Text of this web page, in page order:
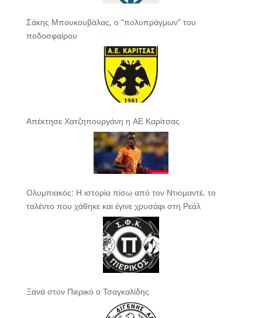
Σάκης Μπουκουβάλας, ο “πολυπράγμων” του
ποδοσφαίρου
Απέκτησε Χατζηπουργάνη η ΑΕ Καρίτσας
Ολυμπιακός: Η ιστορία πίσω από τον Ντιομαντέ, το
ταλέντο που χάθηκε και έγινε χρυσάφι στη Ρεάλ
Ξανά στον Πιερικό ο Τσαγκαλίδης